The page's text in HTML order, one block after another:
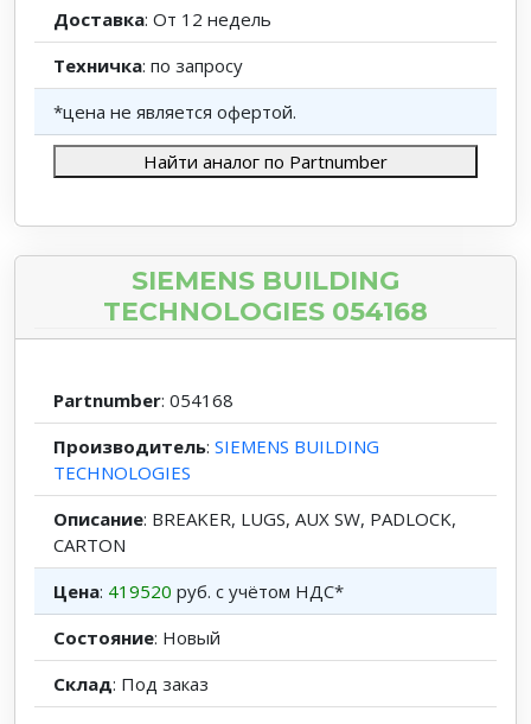
Доставка: От 12 недель
Техничка: по запросу
*цена не является офертой.
Найти аналог по Partnumber
SIEMENS BUILDING
TECHNOLOGIES 054168
Partnumber: 054168
Производитель: SIEMENS BUILDING
TECHNOLOGIES
Описание: BREAKER, LUGS, AUX SW, PADLOCK,
CARTON
Цена: 419520 руб. с учётом НДС*
Состояние: Новый
Склад: Под заказ